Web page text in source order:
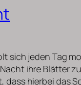
sich jeden Tag
ihre Blätter
dass hierbei das